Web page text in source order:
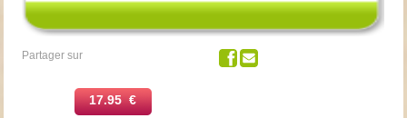
Partager sur
17.95 €